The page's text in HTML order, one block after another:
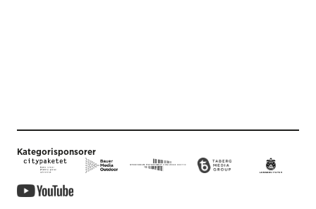
Kategorisponsorer